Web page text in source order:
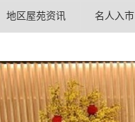
地区屋苑资讯 名人入市